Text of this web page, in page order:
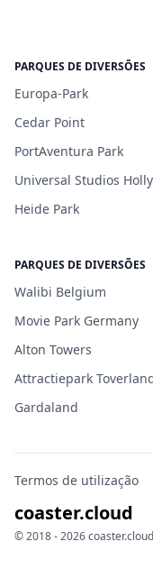
PARQUES DE DIVERSÕES
Europa-Park
Cedar Point
PortAventura Park
Universal Studios
Heide Park
PARQUES DE DIVERSÕES
Walibi Belgium
Movie Park Germany
Alton Towers
Attractiepark
Gardaland
Termos de utilização
coaster.cloud
© 2018 - 2026